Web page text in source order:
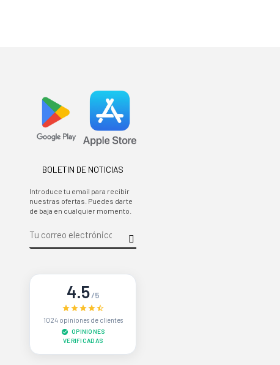
BOLETIN DE NOTICIAS
Introduce tu email para recibir
nuestras ofertas. Puedes darte
de baja en cualquier momento.
4.5/5
1024 opiniones de clientes
OPINIONES
VERIFICADAS